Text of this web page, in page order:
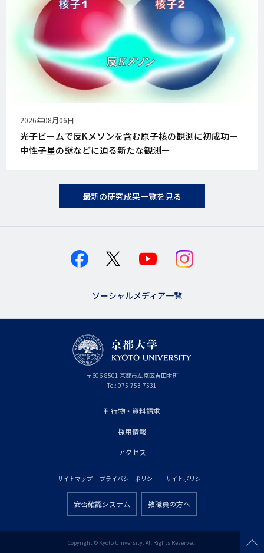
公
開
日
2026年08月06日
光子ビームで反Kメソンを含む原子核の観測に初成功ー
中性子星の謎などに迫る新たな観測ー
最新の研究成果一覧を見る
ソーシャルメディア一覧
〒606-8501 京
都
府
京都市左京区吉田本町
Tel: 075-753-7531
刊行物・資料請求
採用情報
アクセス
タ
サイトマップ プライバシーポリシー サイトポリシー
ッ
安否確認システム 教職員の方へ
Copyright © Kyoto University. All Rights Reserved.